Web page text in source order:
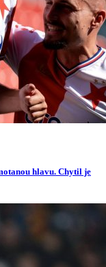
hlavu. Chytil je